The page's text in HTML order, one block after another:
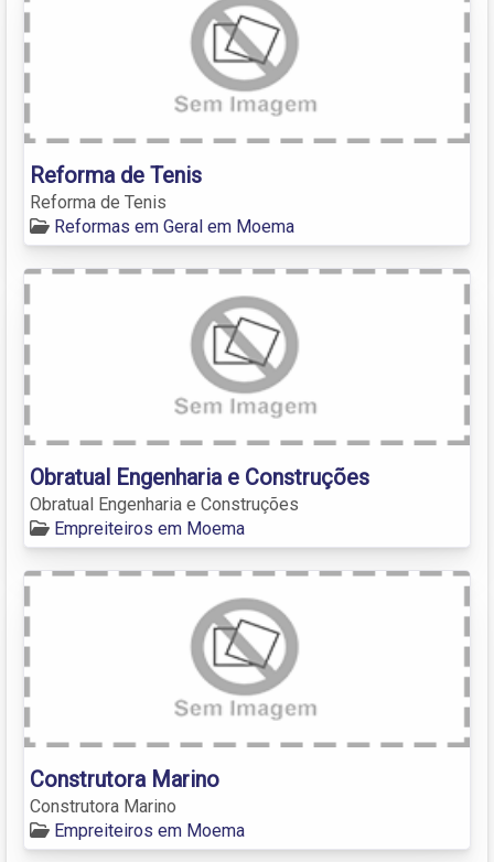
Reforma de Tenis
Reforma de Tenis
Reformas em Geral em Moema
Obratual Engenharia e Construções
Obratual Engenharia e Construções
Empreiteiros em Moema
Construtora Marino
Construtora Marino
Empreiteiros em Moema